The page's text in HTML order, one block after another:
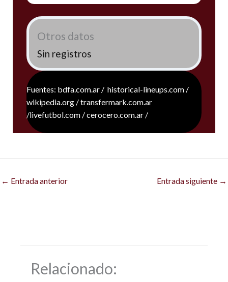
Otros datos
Sin registros
Fuentes: bdfa.com.ar / historical-lineups.com /
wikipedia.org / transfermark.com.ar
/livefutbol.com / cerocero.com.ar /
← Entrada anterior Entrada siguiente →
Relacionado: